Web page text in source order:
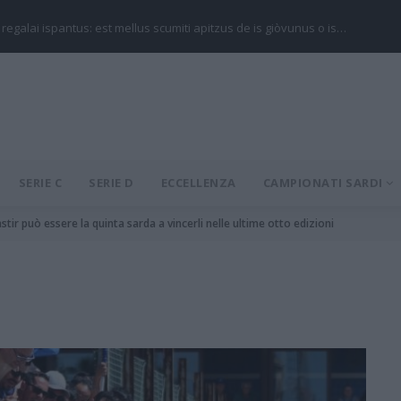
regalai ispantus: est mellus scumiti apitzus de is giòvunus o is…
SERIE C SERIE D ECCELLENZA CAMPIONATI SARDI
può essere la quinta sarda a vincerli nelle ultime otto edizioni